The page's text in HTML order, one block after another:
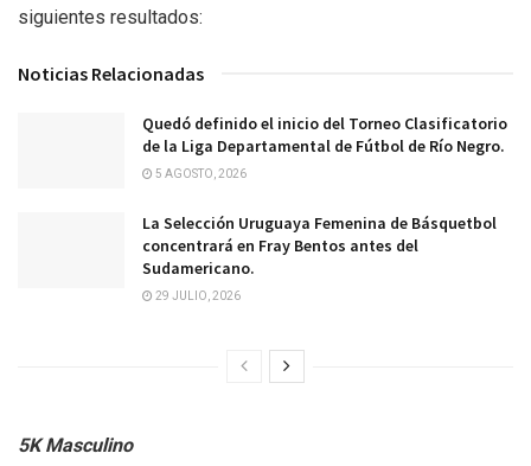
siguientes resultados:
Noticias Relacionadas
Quedó definido el inicio del Torneo Clasificatorio
de la Liga Departamental de Fútbol de Río Negro.
5 AGOSTO, 2026
La Selección Uruguaya Femenina de Básquetbol
concentrará en Fray Bentos antes del
Sudamericano.
29 JULIO, 2026
5K Masculino